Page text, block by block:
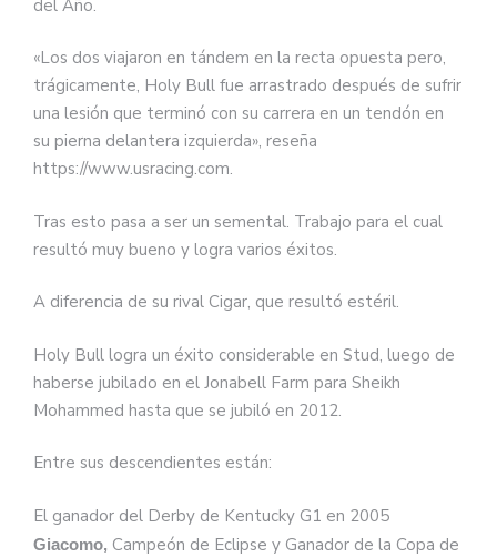
del Año.
«Los dos viajaron en tándem en la recta opuesta pero,
trágicamente, Holy Bull fue arrastrado después de sufrir
una lesión que terminó con su carrera en un tendón en
su pierna delantera izquierda», reseña
https://www.usracing.com.
Tras esto pasa a ser un semental. Trabajo para el cual
resultó muy bueno y logra varios éxitos.
A diferencia de su rival Cigar, que resultó estéril.
Holy Bull logra un éxito considerable en Stud, luego de
haberse jubilado en el Jonabell Farm para Sheikh
Mohammed hasta que se jubiló en 2012.
Entre sus descendientes están:
El ganador del Derby de Kentucky G1 en 2005
Giacomo, Campeón de Eclipse y Ganador de la Copa de